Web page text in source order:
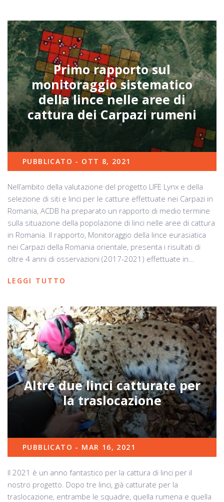
Primo rapporto sul
monitoraggio sistematico
della lince nelle aree di
cattura dei Carpazi rumeni
PUBBLICATO - OTT 8, 2021
Nell’ambito della valutazione del progetto LIFE Lynx e della
selezione di siti e linci per le catture effettuate nei Carpazi in
Romania, ACDB ha preparato un rapporto di medio termine
sulla situazione della popolazione di linci nelle aree di cattura
in Romania. Il rapporto, Monitoraggio della lince eurasiatica
nei Carpazi della Romania orientale, presenta i risultati di
oltre 4 anni di osservazioni (2017-2021) effettuate in...
LEGGI TUTTO
Altre due linci catturate per
la traslocazione
PUBBLICATO - MAR 16, 2021
Il 2021 è un anno fantastico per la cattura di linci per il
nostro progetto. Dopo tre linci, già catturate per la
traslocazione, entrambe le squadre, quella rumena e quella